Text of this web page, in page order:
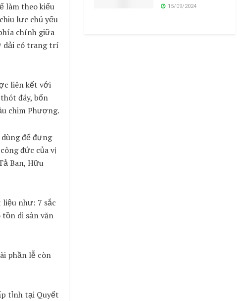
làm theo kiểu
lực chủ yếu
chính giữa
dải có trang trí
liên kết với
đáy, bốn
chim Phượng.
để đựng
đức của vị
Ban, Hữu
như: 7 sắc
di sản văn
phần lễ còn
tỉnh tại Quyết
15/09/2024